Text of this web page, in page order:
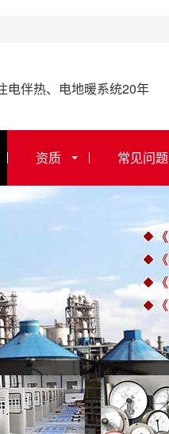
电伴热、电地暖系统20年
资质 常见问题